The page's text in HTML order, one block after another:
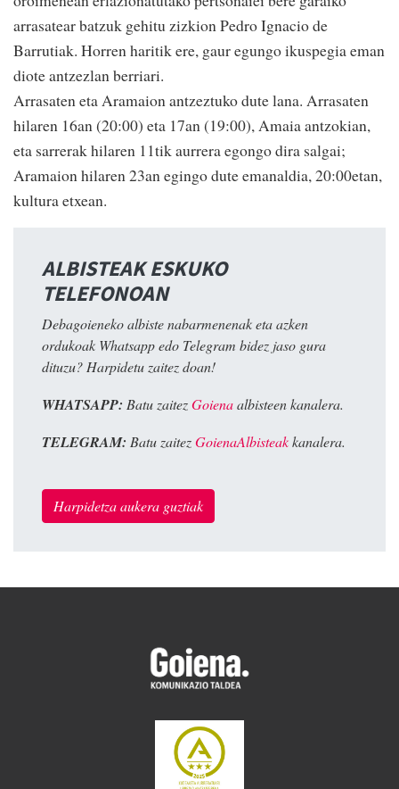
arrasatear batzuk gehitu zizkion Pedro Ignacio de
Barrutiak. Horren haritik ere, gaur egungo ikuspegia eman
diote antzezlan berriari.
Arrasaten eta Aramaion antzeztuko dute lana. Arrasaten
hilaren 16an (20:00) eta 17an (19:00), Amaia antzokian,
eta sarrerak hilaren 11tik aurrera egongo dira salgai;
Aramaion hilaren 23an egingo dute emanaldia, 20:00etan,
kultura etxean.
ALBISTEAK ESKUKO
TELEFONOAN
Debagoieneko albiste nabarmenenak eta azken
ordukoak Whatsapp edo Telegram bidez jaso gura
dituzu? Harpidetu zaitez doan!
WHATSAPP: Batu zaitezGoienaalbisteen kanalera.
TELEGRAM: Batu zaitezGoienaAlbisteakkanalera.
Harpidetza aukera guztiak